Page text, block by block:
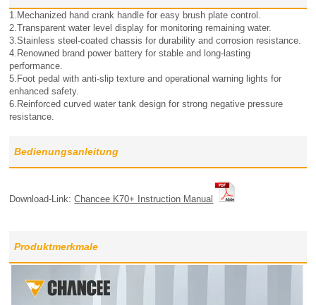
1.Mechanized hand crank handle for easy brush plate control.
2.Transparent water level display for monitoring remaining water.
3.Stainless steel-coated chassis for durability and corrosion resistance.
4.Renowned brand power battery for stable and long-lasting
performance.
5.Foot pedal with anti-slip texture and operational warning lights for
enhanced safety.
6.Reinforced curved water tank design for strong negative pressure
resistance.
Bedienungsanleitung
Download-Link:Chancee K70+ Instruction Manual
Produktmerkmale